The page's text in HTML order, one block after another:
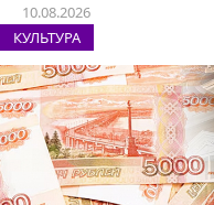
10.08.2026
КУЛЬТУРА